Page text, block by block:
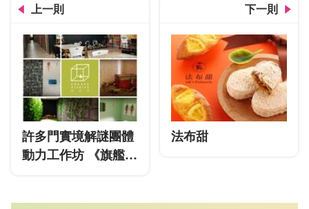
上一則
許多門實境解謎團體
動力工作坊 《旗艦
下一則
法布甜